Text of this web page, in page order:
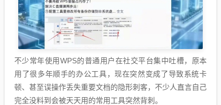
不少常年使用WPS的普通用户在社交平台集中吐槽，原本
用了很多年顺手的办公工具，现在突然变成了导致系统卡
顿、甚至误操作丢失重要文档的隐形刺客，不少人直言自己
完全没料到会被天天用的常用工具突然背刺。